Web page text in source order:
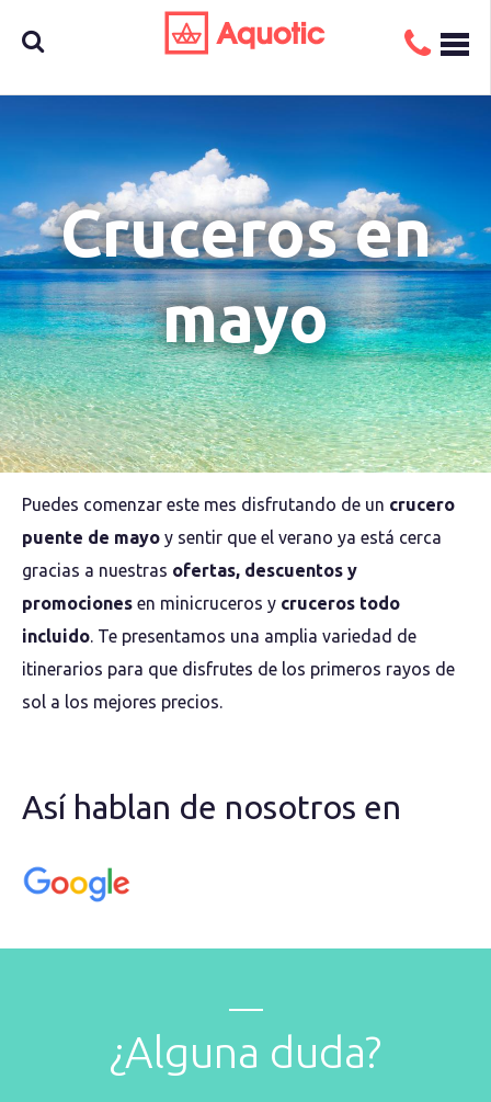
aquí tu
crucero
Cruceros en
mayo
Puedes comenzar este mes disfrutando de un crucero
puente de mayo y sentir que el verano ya está cerca
gracias a nuestras ofertas, descuentos y
promociones en minicruceros y cruceros todo
incluido. Te presentamos una amplia variedad de
itinerarios para que disfrutes de los primeros rayos de
sol a los mejores precios.
Así hablan de nosotros en
¿Alguna duda?